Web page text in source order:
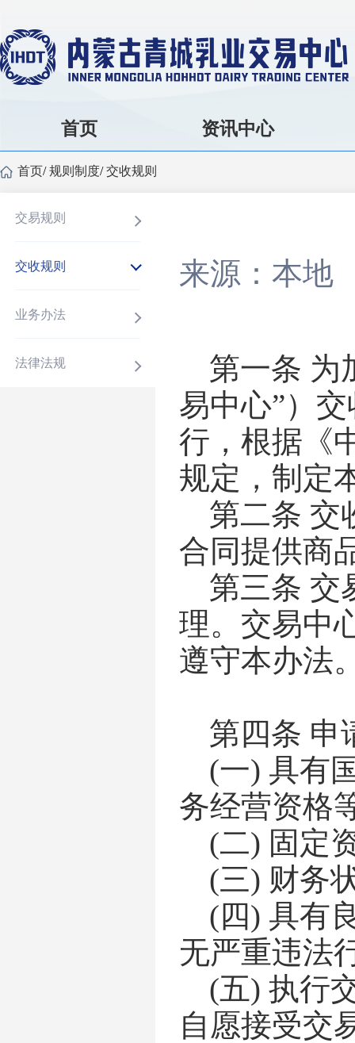
首页 资讯中心
首页/规则制度/交收规则
交易规则
交收规则
业务办法
法律法规
来源：本地
第一条 为
易中心”）
行，根据《
规定，制定
第二条 交
合同提供商
第三条 交
理。交易中
遵守本办法
第四条 申
(一) 具有
务经营资格
(二) 固定
(三) 财务
(四) 具有
无严重违法
(五) 执行
自愿接受交